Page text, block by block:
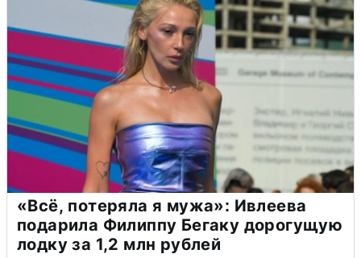
«Всё, потеряла я мужа»: Ивлеева
подарила Филиппу Бегаку дорогущую
лодку за 1,2 млн рублей